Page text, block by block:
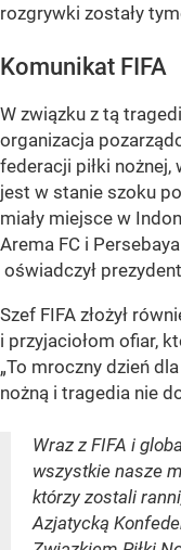
rozgrywki zostały
Komunikat FIFA
W związku z tą
organizacja
federacji piłki nożnej,
jest w stanie szoku
miały miejsce w
Arema FC i
oświadczył
Szef FIFA złożył
i przyjaciołom ofiar,
„To mroczny dzień
nożną i tragedia nie
Wraz z FIFA i
wszystkie nasze
którzy zostali
Azjatycką